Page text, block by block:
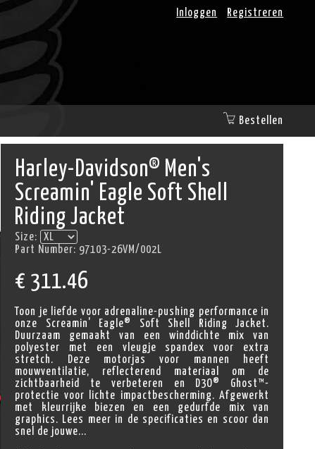
Inloggen Registreren
Bestellen
Harley-Davidson® Men's
Screamin' Eagle Soft Shell
Riding Jacket
Size:
Part Number: 97103-26VM/002L
€ 311.46
Toon je liefde voor adrenaline-pushing performance in
onze Screamin' Eagle® Soft Shell Riding Jacket.
Duurzaam gemaakt van een winddichte mix van
polyester met een vleugje spandex voor extra
stretch. Deze motorjas voor mannen heeft
mouwventilatie, reflecterend materiaal om de
zichtbaarheid te verbeteren en D3O® Ghost™-
protectie voor lichte impactbescherming. Afgewerkt
met kleurrijke biezen en een gedurfde mix van
graphics. Lees meer in de specificaties en scoor dan
snel de jouwe...